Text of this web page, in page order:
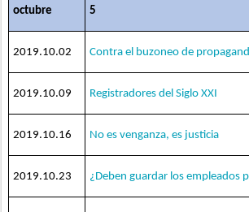
octubre 5
2019.10.02 Contra el buzoneo de
2019.10.09 Registradores del Siglo XXI
2019.10.16 No es venganza, es justicia
2019.10.23 ¿Deben guardar los empleados